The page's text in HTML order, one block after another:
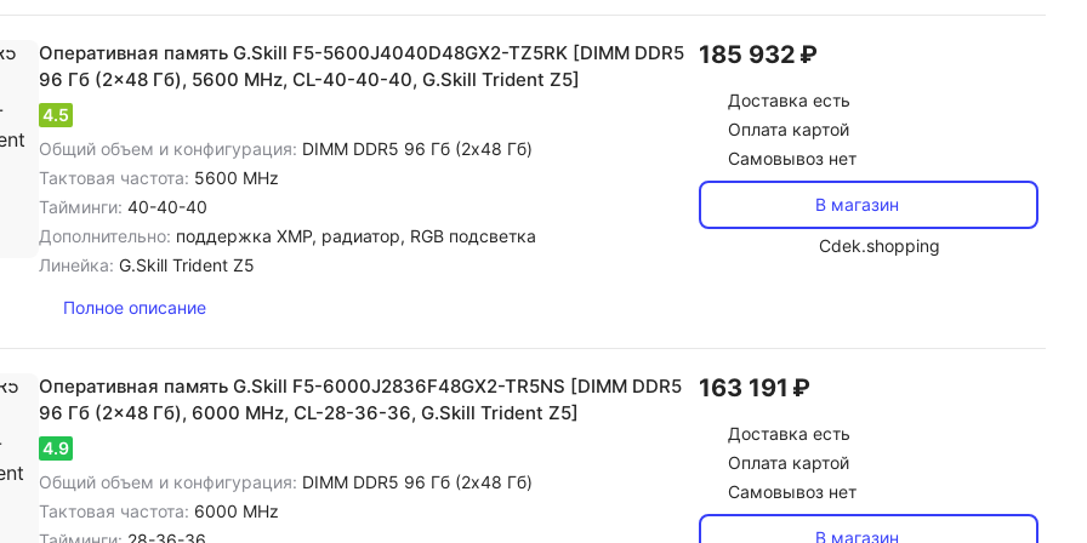
Оперативная память G.Skill F5-5600J4040D48GX2-TZ5RK [DIMM DDR5
96 Гб (2x48 Гб), 5600 MHz, CL-40-40-40, G.Skill Trident Z5]
4.5
Общий объем и конфигурация: DIMM DDR5 96 Гб (2x48 Гб)
Тактовая частота: 5600 MHz
Тайминги: 40-40-40
Дополнительно: поддержка XMP, радиатор, RGB подсветка
Линейка: G.Skill Trident Z5
Полное описание
185 932 ₽
Доставка есть
Оплата картой
Самовывоз нет
В магазин
Cdek.shopping
Оперативная память G.Skill F5-6000J2836F48GX2-TR5NS [DIMM DDR5
96 Гб (2x48 Гб), 6000 MHz, CL-28-36-36, G.Skill Trident Z5]
4.9
Общий объем и конфигурация: DIMM DDR5 96 Гб (2x48 Гб)
Тактовая частота: 6000 MHz
163 191 ₽
Доставка есть
Оплата картой
Самовывоз нет
В магазин